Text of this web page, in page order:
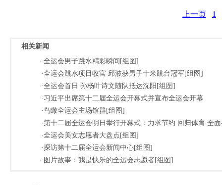
上一页 1
相关新闻
·全运会男子跳水精彩瞬间[组图]
·全运会跳水项目收官 邱波获男子十米跳台冠军[组图]
·全运会首日 孙杨叶诗文随队抵达沈阳[组图]
·习近平出席第十二届全运会开幕式并宣布全运会开幕
·鸟瞰全运会主场馆群[组图]
·第十二届全运会明日举行开幕式：力求节约 回归体育 全
·全运会美女志愿者大盘点[组图]
·探访第十二届全运会新闻中心[组图]
·图片故事：我是快乐的全运会志愿者[组图]